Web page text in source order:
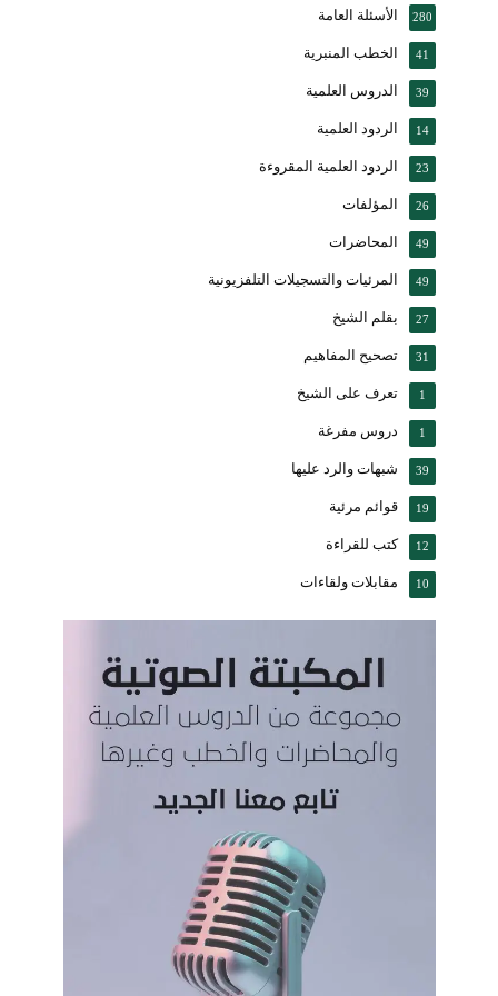
الأسئلة العامة 280
الخطب المنبرية 41
الدروس العلمية 39
الردود العلمية 14
الردود العلمية المقروءة 23
المؤلفات 26
المحاضرات 49
المرئيات والتسجيلات التلفزيونية 49
بقلم الشيخ 27
تصحيح المفاهيم 31
تعرف على الشيخ 1
دروس مفرغة 1
شبهات والرد عليها 39
قوائم مرئية 19
كتب للقراءة 12
مقابلات ولقاءات 10